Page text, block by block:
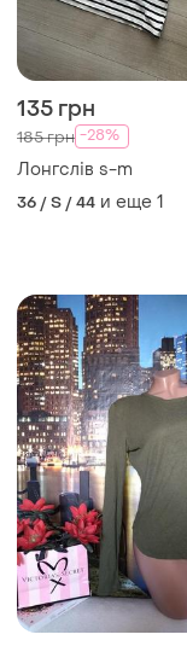
135 грн
185 грн -28%
Лонгслів s-m
36 / S / 44 и еще 1